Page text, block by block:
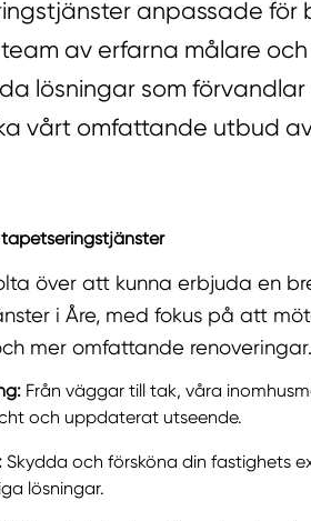
anpassade för
av erfarna målare
lösningar som
vårt omfattande utbud
över att kunna erbjuda en
i Åre, med fokus på att
mer omfattande
Från väggar till tak, våra
och uppdaterat utseende.
Skydda och försköna din fastighets
lösningar.